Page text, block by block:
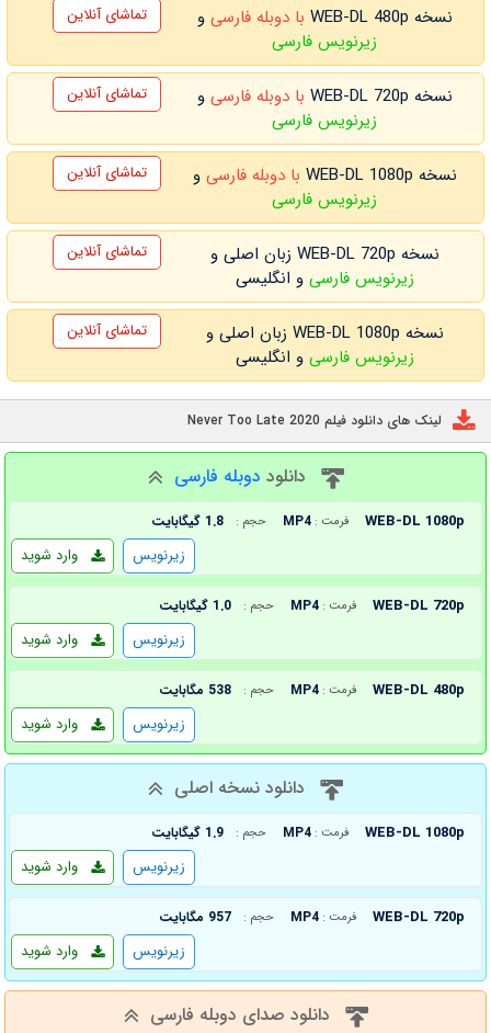
نسخه WEB-DL 480p با دوبله فارسی و
زیرنویس فارسی
تماشای آنلاین
نسخه WEB-DL 720p با دوبله فارسی و
زیرنویس فارسی
تماشای آنلاین
نسخه WEB-DL 1080p با دوبله فارسی و
زیرنویس فارسی
تماشای آنلاین
نسخه WEB-DL 720p زبان اصلی و
زیرنویس فارسی و انگلیسی
تماشای آنلاین
نسخه WEB-DL 1080p زبان اصلی و
زیرنویس فارسی و انگلیسی
تماشای آنلاین
لینک های دانلود فیلم Never Too Late 2020
دانلود دوبله فارسی
WEB-DL 1080p فرمت : MP4 حجم : 1.8 گیگابایت
وارد شوید زیرنویس
WEB-DL 720p فرمت : MP4 حجم : 1.0 گیگابایت
وارد شوید زیرنویس
WEB-DL 480p فرمت : MP4 حجم : 538 مگابایت
وارد شوید زیرنویس
دانلود نسخه اصلی
WEB-DL 1080p فرمت : MP4 حجم : 1.9 گیگابایت
وارد شوید زیرنویس
WEB-DL 720p فرمت : MP4 حجم : 957 مگابایت
وارد شوید زیرنویس
دانلود صدای دوبله فارسی